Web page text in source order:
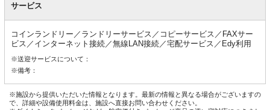
サービス
コインランドリー／ランドリーサービス／コピーサービス／FAXサー
ビス／インターネット接続／無線LAN接続／宅配サービス／Edy利用
※送迎サービスについて：
※備考：
※施設から提供いただいた情報となります。最新の情報と異なる場合がございますの
で、詳細や設備使用料金は、施設へ直接お問い合わせください。